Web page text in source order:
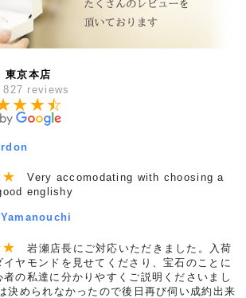
東京本店
827 reviews
★
☆
★
Very accomodating with choosing a
englishy
★
岩瀬店長にご対応いただきました。入荷
イヤモンドを見せてくださり、宝石のことに
者の私達に分かりやすくご説明くださいまし
決められなかったので後日再び伺い成約出来